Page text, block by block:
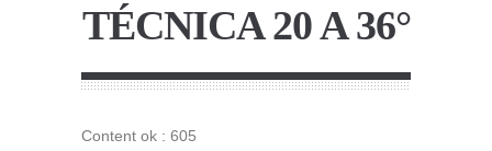
TÉCNICA 20 A 36°
Content ok : 605